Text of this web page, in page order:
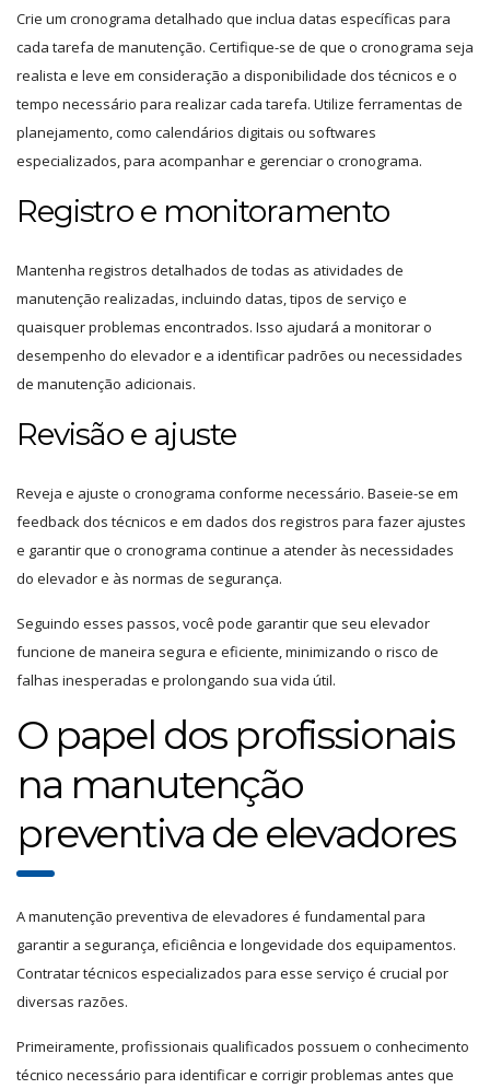
Crie um cronograma detalhado que inclua datas específicas para
cada tarefa de manutenção. Certifique-se de que o cronograma seja
realista e leve em consideração a disponibilidade dos técnicos e o
tempo necessário para realizar cada tarefa. Utilize ferramentas de
planejamento, como calendários digitais ou softwares
especializados, para acompanhar e gerenciar o cronograma.
Registro e monitoramento
Mantenha registros detalhados de todas as atividades de
manutenção realizadas, incluindo datas, tipos de serviço e
quaisquer problemas encontrados. Isso ajudará a monitorar o
desempenho do elevador e a identificar padrões ou necessidades
de manutenção adicionais.
Revisão e ajuste
Reveja e ajuste o cronograma conforme necessário. Baseie-se em
feedback dos técnicos e em dados dos registros para fazer ajustes
e garantir que o cronograma continue a atender às necessidades
do elevador e às normas de segurança.
Seguindo esses passos, você pode garantir que seu elevador
funcione de maneira segura e eficiente, minimizando o risco de
falhas inesperadas e prolongando sua vida útil.
O papel dos profissionais
na manutenção
preventiva de elevadores
A manutenção preventiva de elevadores é fundamental para
garantir a segurança, eficiência e longevidade dos equipamentos.
Contratar técnicos especializados para esse serviço é crucial por
diversas razões.
Primeiramente, profissionais qualificados possuem o conhecimento
técnico necessário para identificar e corrigir problemas antes que